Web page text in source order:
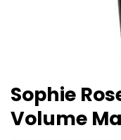
Sophie
Volume